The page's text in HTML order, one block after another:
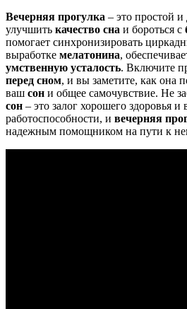
Вечерняя прогулка – это простой
улучшить качество сна и бороться с
помогает синхронизировать
выработке мелатонина,
умственную усталость. Включите
перед сном, и вы заметите, как она
ваш сон и общее самочувствие. Не
сон – это залог хорошего здоровья и
работоспособности, и вечерняя
надежным помощником на пути к